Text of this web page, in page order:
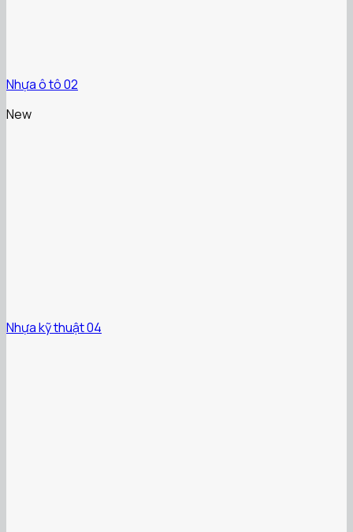
Nhựa ô tô 02
New
Nhựa kỹ thuật 04